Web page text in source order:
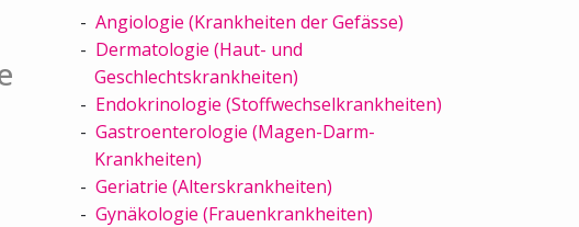
Angiologie (Krankheiten der Gefässe)
Dermatologie (Haut- und
Geschlechtskrankheiten)
Endokrinologie (Stoffwechselkrankheiten)
Gastroenterologie (Magen-Darm-
Krankheiten)
Geriatrie (Alterskrankheiten)
Gynäkologie (Frauenkrankheiten)